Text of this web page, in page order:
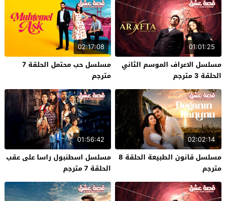
01:01:25
مسلسل الاعراف الموسم الثاني
الحلقة 3 مترجم
02:17:08
مسلسل حب محتمل الحلقة 7
مترجم
02:02:14
مسلسل قانون الطبيعة الحلقة 8
مترجم
01:56:42
مسلسل اسطنبول راسا على عقب
الحلقة 7 مترجم